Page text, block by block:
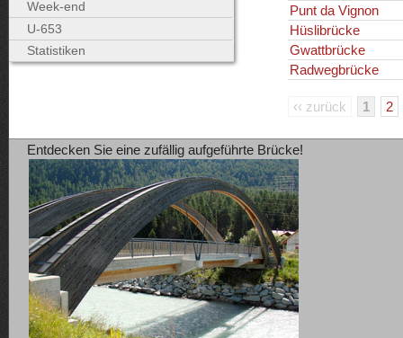
Punt da Vignon
Hüslibrücke
Gwattbrücke
Radwegbrücke
‹‹ zurück 1 2
Week-end
U-653
Statistiken
Entdecken Sie eine zufällig aufgeführte Brücke!